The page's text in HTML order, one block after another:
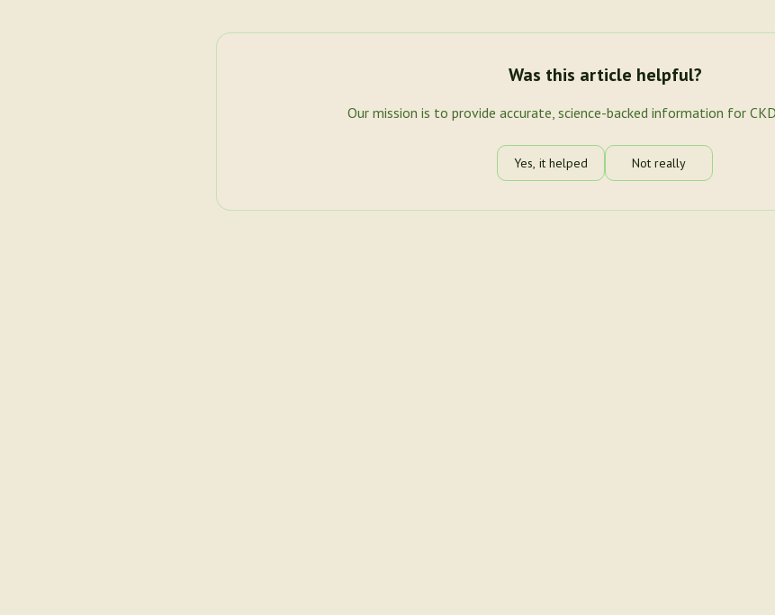
Was this article helpful?
Our mission is to provide accurate, science-backed information for
Yes, it helped Not really